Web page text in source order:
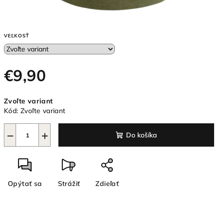
VEĽKOSŤ
€9,90
cena:
Zvoľte variant
Kód: Zvoľte variant
+
− Do košíka
Opýtať sa Strážiť Zdieľať